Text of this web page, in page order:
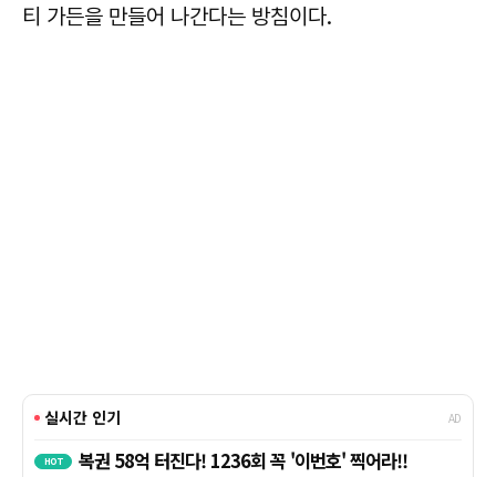
티 가든을 만들어 나간다는 방침이다.